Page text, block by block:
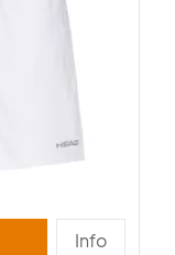
Info